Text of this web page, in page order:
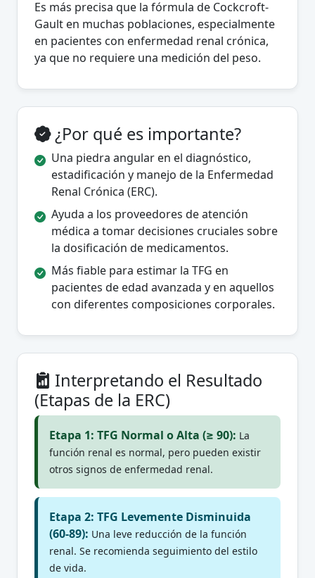
Es más precisa que la fórmula de Cockcroft-
Gault en muchas poblaciones, especialmente
en pacientes con enfermedad renal crónica,
ya que no requiere una medición del peso.
¿Por qué es importante?
Una piedra angular en el diagnóstico,
estadificación y manejo de la Enfermedad
Renal Crónica (ERC).
Ayuda a los proveedores de atención
médica a tomar decisiones cruciales sobre
la dosificación de medicamentos.
Más fiable para estimar la TFG en
pacientes de edad avanzada y en aquellos
con diferentes composiciones corporales.
Interpretando el Resultado
(Etapas de la ERC)
Etapa 1: TFG Normal o Alta (≥ 90): La
función renal es normal, pero pueden existir
otros signos de enfermedad renal.
Etapa 2: TFG Levemente Disminuida
(60-89): Una leve reducción de la función
renal. Se recomienda seguimiento del estilo
de vida.